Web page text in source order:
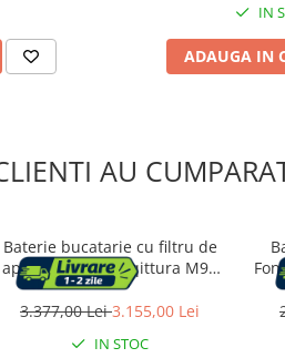
Finisaj
IN
ADAUGA IN
AU
Baterie bucatarie cu filtru de
apa Hansgrohe Aqittura M91
FilterSystem 210 crom
3.377,00 Lei3.155,00 Lei
IN STOC